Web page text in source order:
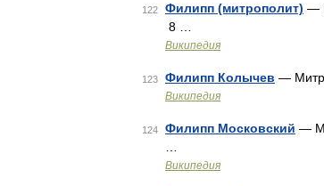
122 Филипп (митрополит) —
8 …
Википедия
123 Филипп Колычев —
Википедия
124 Филипп Московский —
Википедия